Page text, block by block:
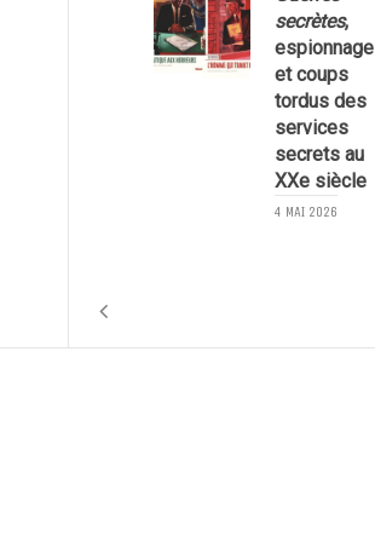
secrètes,
espionnage
et coups
tordus des
services
secrets au
XXe siècle
4 MAI 2026